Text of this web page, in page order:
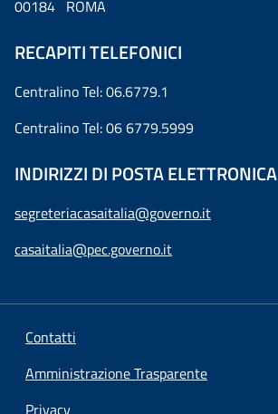
00184 ROMA
RECAPITI TELEFONICI
Centralino Tel: 06.6779.1
Centralino Tel: 06 6779.5999
INDIRIZZI DI POSTA ELETTRONICA
segreteriacasaitalia@governo.it
casaitalia@pec.governo.it
Contatti
Amministrazione Trasparente
Privacy